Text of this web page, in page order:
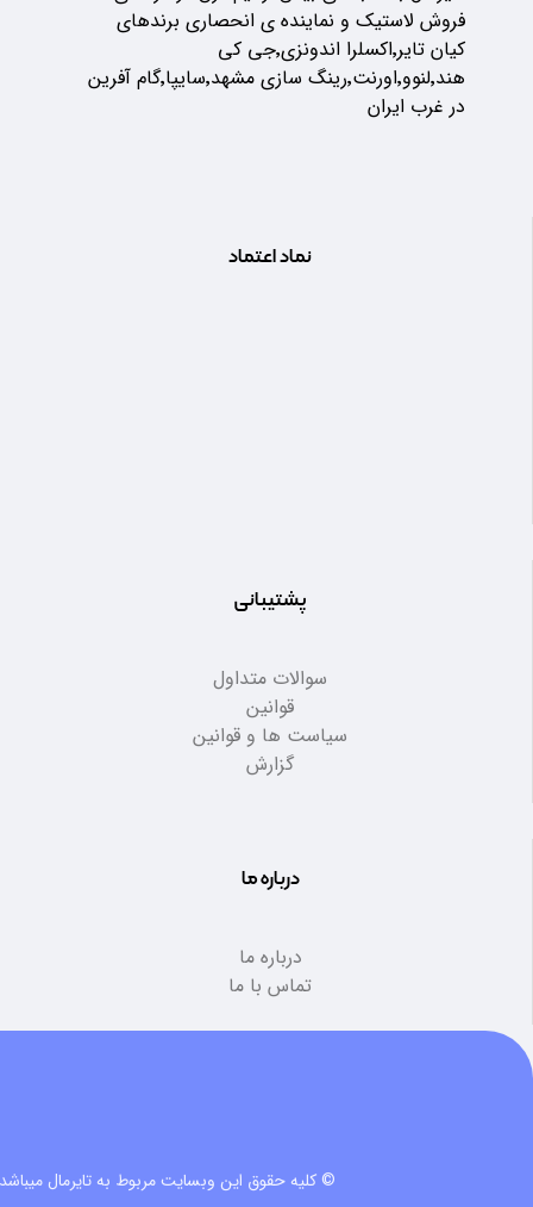
فروش لاستیک و نماینده ی انحصاری برندهای
کیان تایر٬اکسلرا اندونزی٬جی کی
هند٬لنوو٬اورنت٬رینگ سازی مشهد٬سایپا٬گام آفرین
در غرب ایران
نماد اعتماد
پشتیبانی
سوالات متداول
قوانین
سیاست ها و قوانین
گزارش
درباره ما
درباره ما
تماس با ما
© کلیه حقوق این وبسایت مربوط به تایرمال